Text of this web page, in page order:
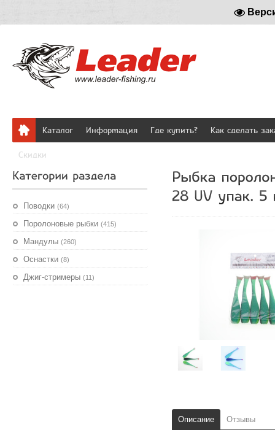
Каталог Информация Где купить? Как сделать
Скидки
Поводки (64)
Поролоновые рыбки (415)
Мандулы (260)
Оснастки (8)
Джиг-стримеры (11)
Описание Отзывы